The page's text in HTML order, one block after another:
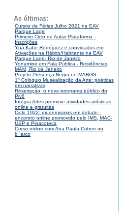
As últimas:
Cursos de Férias Julho 2021 na EAV
Parque Lage
Primeiro Ciclo de Aulas Plataforma -
Inscrições
Yná Kabe Rodríguez e convidados em
Ativações na Hábito/Habitante na EAV
Parque Lage, Rio de Janeiro
Yonamine em Fala Pública - Residências
MAM, Rio de Janeiro
Projeto Presença Negra no MARGS
1º Colóquio Musealização da Arte: poéticas
em narrativas
Respiração: o novo programa público do
Pivô
Integra Artes promove atividades artísticas
online e gratuitas
Ciclo 1922: modernismos em debate -
encontro online promovido pelo IMS, MAC-
USP e Pinacoteca
Curso online com Ana Paula Cohen no
b_arco